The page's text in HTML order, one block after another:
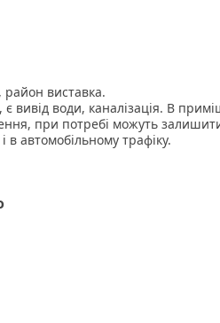
виставка.
води, каналізація. В
при потребі можуть
в автомобільному трафіку.